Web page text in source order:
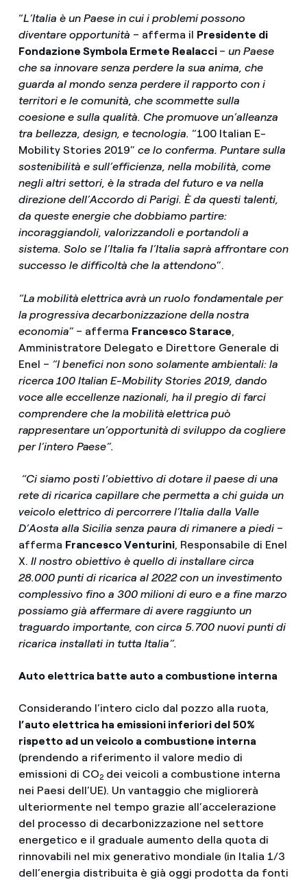
“L’Italia è un Paese in cui i problemi possono
diventare opportunità – afferma il Presidente di
Fondazione Symbola Ermete Realacci – un Paese
che sa innovare senza perdere la sua anima, che
guarda al mondo senza perdere il rapporto con i
territori e le comunità, che scommette sulla
coesione e sulla qualità. Che promuove un’alleanza
tra bellezza, design, e tecnologia. “100 Italian E-
Mobility Stories 2019” ce lo conferma. Puntare sulla
sostenibilità e sull’efficienza, nella mobilità, come
negli altri settori, è la strada del futuro e va nella
direzione dell’Accordo di Parigi. È da questi talenti,
da queste energie che dobbiamo partire:
incoraggiandoli, valorizzandoli e portandoli a
sistema. Solo se l’Italia fa l’Italia saprà affrontare con
successo le difficoltà che la attendono”.
“La mobilità elettrica avrà un ruolo fondamentale per
la progressiva decarbonizzazione della nostra
economia” – afferma Francesco Starace
Amministratore Delegato e Direttore Generale di
Enel – “I benefici non sono solamente ambientali: la
ricerca 100 Italian E-Mobility Stories 2019, dando
voce alle eccellenze nazionali, ha il pregio di farci
comprendere che la mobilità elettrica può
rappresentare un’opportunità di sviluppo da cogliere
per l’intero Paese”.
“Ci siamo posti l’obiettivo di dotare il paese di una
rete di ricarica capillare che permetta a chi guida un
veicolo elettrico di percorrere l’Italia dalla Valle
D’Aosta alla Sicilia senza paura di rimanere a piedi –
afferma Francesco Venturini, Responsabile di Enel
X. Il nostro obiettivo è quello di installare circa
28.000 punti di ricarica al 2022 con un investimento
complessivo fino a 300 milioni di euro e a fine marzo
possiamo già affermare di avere raggiunto un
traguardo importante, con circa 5.700 nuovi punti di
ricarica installati in tutta Italia”.
Auto elettrica batte auto a combustione interna
Considerando l’intero ciclo dal pozzo alla ruota,
l’auto elettrica ha emissioni inferiori del 50%
rispetto ad un veicolo a combustione interna
(prendendo a riferimento il valore medio di
emissioni di CO2dei veicoli a combustione interna
nei Paesi dell’UE). Un vantaggio che migliorerà
ulteriormente nel tempo grazie all’accelerazione
del processo di decarbonizzazione nel settore
energetico e il graduale aumento della quota di
rinnovabili nel mix generativo mondiale (in Italia 1/3
dell’energia distribuita è già oggi prodotta da fonti